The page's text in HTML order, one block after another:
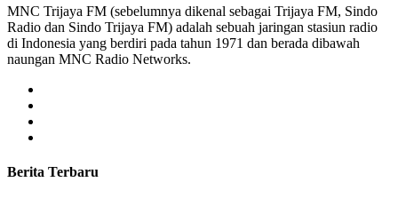
MNC Trijaya FM (sebelumnya dikenal sebagai Trijaya FM, Sindo
Radio dan Sindo Trijaya FM) adalah sebuah jaringan stasiun radio
di Indonesia yang berdiri pada tahun 1971 dan berada dibawah
naungan MNC Radio Networks.
Berita Terbaru